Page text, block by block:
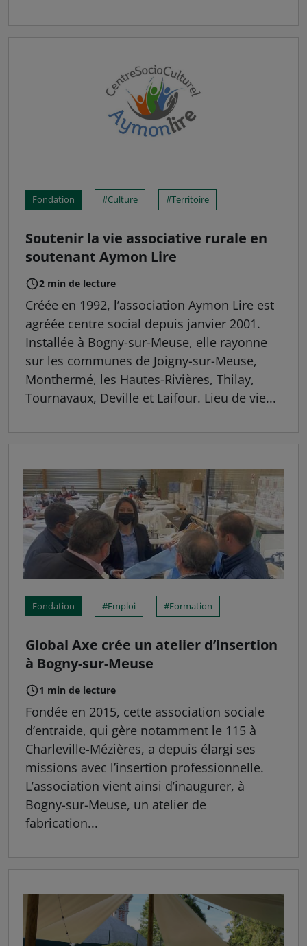
Fondation Culture Territoire
Soutenir la vie associative rurale en
soutenant Aymon Lire
2 min de lecture
Créée en 1992, l’association Aymon Lire est
agréée centre social depuis janvier 2001.
Installée à Bogny-sur-Meuse, elle rayonne
sur les communes de Joigny-sur-Meuse,
Monthermé, les Hautes-Rivières, Thilay,
Tournavaux, Deville et Laifour. Lieu de vie...
Fondation Emploi Formation
Global Axe crée un atelier d’insertion
à Bogny-sur-Meuse
1 min de lecture
Fondée en 2015, cette association sociale
d’entraide, qui gère notamment le 115 à
Charleville-Mézières, a depuis élargi ses
missions avec l’insertion professionnelle.
L’association vient ainsi d’inaugurer, à
Bogny-sur-Meuse, un atelier de
fabrication...